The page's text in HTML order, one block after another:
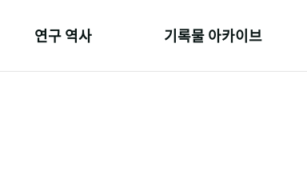
연구 역사 기록물 아카이브